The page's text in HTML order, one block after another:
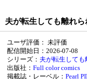
夫が転生しても離れ
ユーザ評価： 未評価
配信開始日：2026-07-08
シリーズ： 夫が転生して
出版社：Full color comics
掲載誌・レーベル：Pearl